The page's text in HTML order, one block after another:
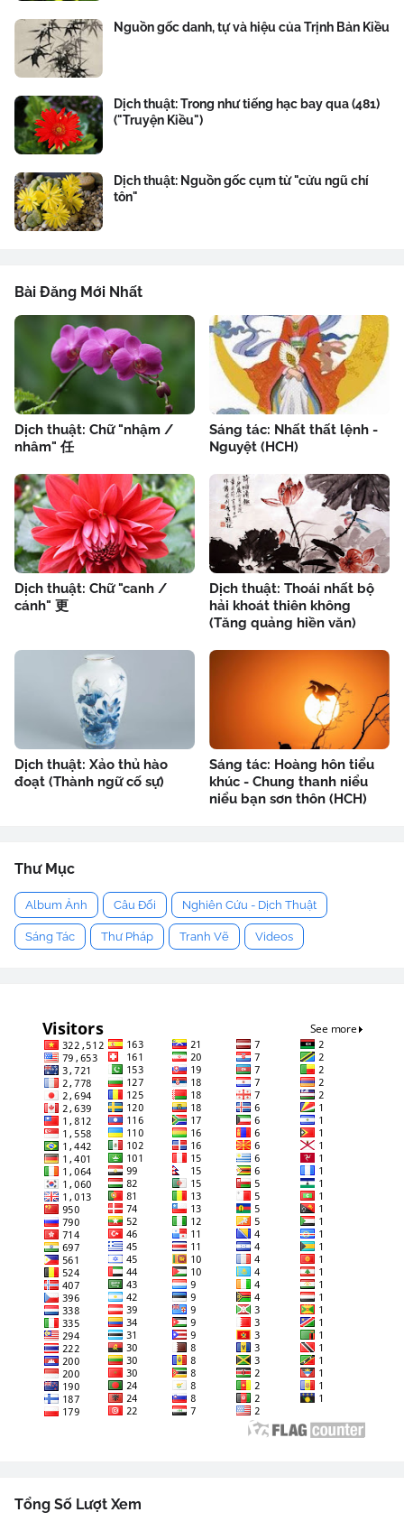
Nguồn gốc danh, tự và hiệu của Trịnh Bản Kiều
Dịch thuật: Trong như tiếng hạc bay qua (481)
("Truyện Kiều")
Dịch thuật: Nguồn gốc cụm từ "cửu ngũ chí
tôn"
Bài Đăng Mới Nhất
Dịch thuật: Chữ "nhậm /
nhâm" 任
Sáng tác: Nhất thất lệnh -
Nguyệt (HCH)
Dịch thuật: Chữ "canh /
cánh" 更
Dịch thuật: Thoái nhất bộ
hải khoát thiên không
(Tăng quảng hiền văn)
Dịch thuật: Xảo thủ hào
đoạt (Thành ngữ cố sự)
Sáng tác: Hoàng hôn tiểu
khúc - Chung thanh niểu
niểu bạn sơn thôn (HCH)
Thư Mục
Album Ảnh Câu Đối Nghiên Cứu - Dịch Thuật
Sáng Tác Thư Pháp Tranh Vẽ Videos
Tổng Số Lượt Xem